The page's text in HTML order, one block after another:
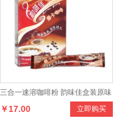
三合一速溶咖啡粉 韵味佳盒装原味
特浓摩卡咖啡 立即购买
￥17.00